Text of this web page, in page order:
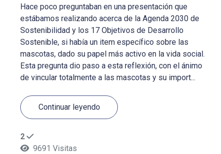
Hace poco preguntaban en una presentación que
estábamos realizando acerca de la Agenda 2030 de
Sostenibilidad y los 17 Objetivos de Desarrollo
Sostenible, si había un item específico sobre las
mascotas, dado su papel más activo en la vida social.
Esta pregunta dio paso a esta reflexión, con el ánimo
de vincular totalmente a las mascotas y su import...
Continuar leyendo
2
9691 Visitas